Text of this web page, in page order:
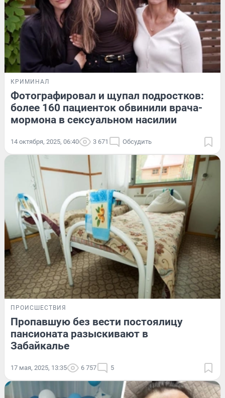
КРИМИНАЛ
Фотографировал и щупал подростков:
более 160 пациенток обвинили врача-
мормона в сексуальном насилии
14 октября, 2025, 06:40 3 671 Обсудить
ПРОИСШЕСТВИЯ
Пропавшую без вести постоялицу
пансионата разыскивают в
Забайкалье
17 мая, 2025, 13:35 6 757 5